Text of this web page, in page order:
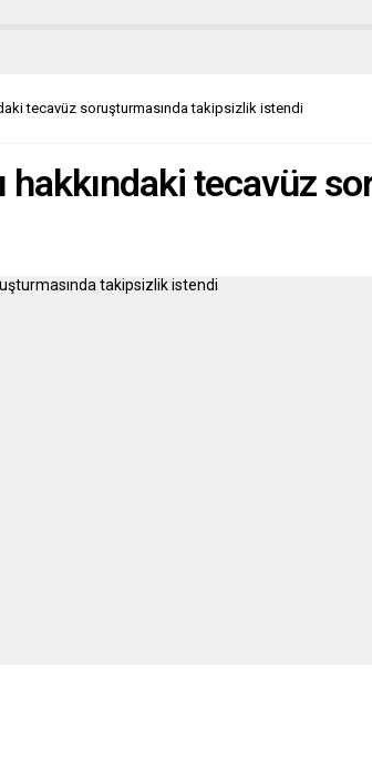
kişisel şov...
tecavüz soruşturmasında takipsizlik istendi
hakkındaki tecavüz